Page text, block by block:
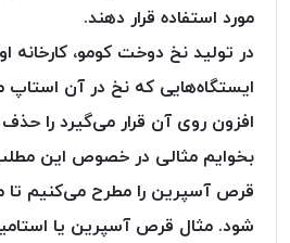
پلاس
PPLUS
نخ
توری
پلیسه
بتا
KORD
BETA
مورد استفاده قرار دهند.
در تولید نخ دوخت کومو، کارخانه
ایستگاه‌هایی که نخ در آن
افزون روی آن قرار می‌گیرد را
بخوایم مثالی در خصوص این
قرص آسپرین را مطرح می‌کنیم تا
شود. مثال قرص آسپرین یا